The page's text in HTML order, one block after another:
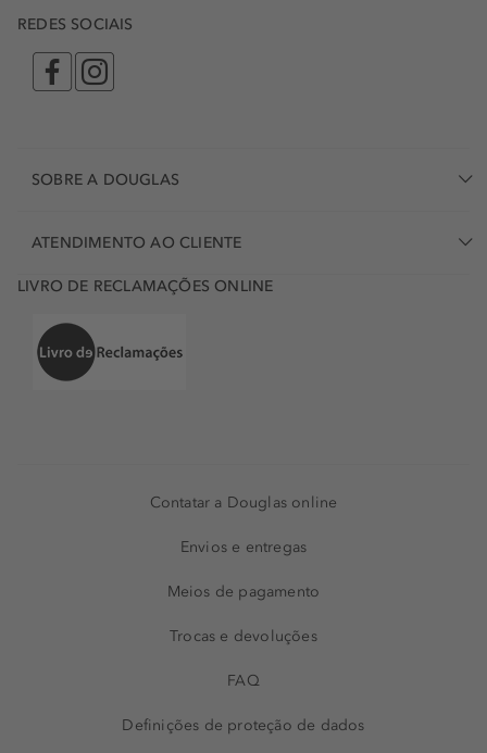
REDES SOCIAIS
SOBRE A DOUGLAS
ATENDIMENTO AO CLIENTE
LIVRO DE RECLAMAÇÕES ONLINE
Contatar a Douglas online
Envios e entregas
Meios de pagamento
Trocas e devoluções
FAQ
Definições de proteção de dados